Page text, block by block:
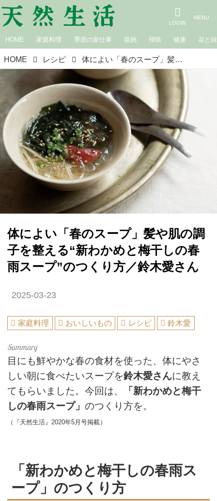
HOME 家庭料理 季節の家仕事 収納 掃除 健康 花と緑
HOME レシピ 体によい「春のスープ」髪や肌の調子を整える“新わかめと梅干しの春雨スープ”のつくり方／鈴木愛さん
体によい「春のスープ」髪や肌の調
子を整える“新わかめと梅干しの春
雨スープ”のつくり方／鈴木愛さん
2025-03-23
家庭料理 おいしいもの レシピ 鈴木愛
目にも鮮やかな春の食材を使った、体にやさ
しい朝に食べたいスープを鈴木愛さんに教え
てもらいました。今回は、
「新わかめと梅干
しの春雨スープ」 のつくり方を。
（『天然生活』2020年5月号掲載）
「新わかめと梅干しの春雨ス
ープ」のつくり方